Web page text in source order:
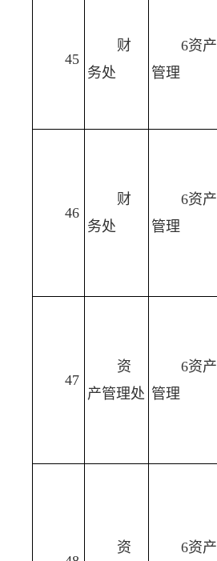
45
财
务处
6资产
管理
46
财
务处
6资产
管理
47
资
产管理处
6资产
管理
资
6资产